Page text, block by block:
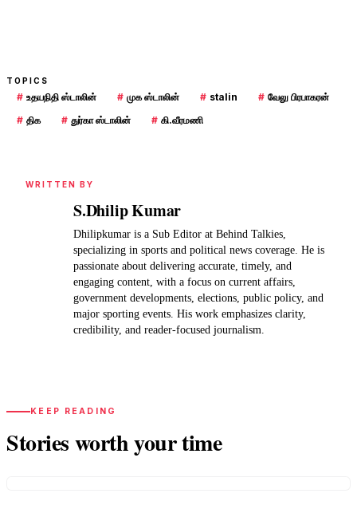
TOPICS
# உதயநிதி ஸ்டாலின் # முக ஸ்டாலின் # stalin # வேலு பிரபாகரன்
# திக # துர்கா ஸ்டாலின் # கி.வீரமணி
WRITTEN BY
S.Dhilip Kumar
Dhilipkumar is a Sub Editor at Behind Talkies,
specializing in sports and political news coverage. He is
passionate about delivering accurate, timely, and
engaging content, with a focus on current affairs,
government developments, elections, public policy, and
major sporting events. His work emphasizes clarity,
credibility, and reader-focused journalism.
KEEP READING
Stories worth your time